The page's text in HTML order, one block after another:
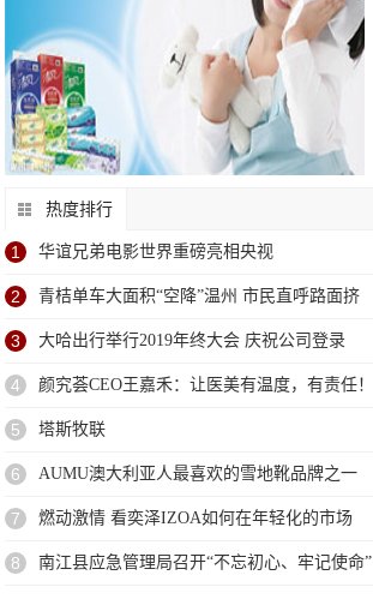
热度排行
1 华谊兄弟电影世界重磅亮相央视
2 青桔单车大面积“空降”温州 市民直呼路面挤
3 大哈出行举行2019年终大会 庆祝公司登录
4 颜究荟CEO王嘉禾：让医美有温度，有责任！
5 塔斯牧联
6 AUMU澳大利亚人最喜欢的雪地靴品牌之一
7 燃动激情 看奕泽IZOA如何在年轻化的市场
8 南江县应急管理局召开“不忘初心、牢记使命”